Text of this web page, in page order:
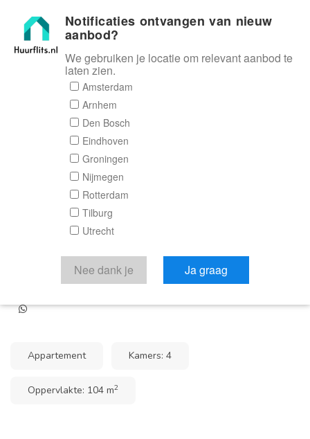
Huurflits
Appartement
Boergoensevliet in
Rotterdam
Boergoensevliet , 3082 KM Rotterdam
€ 2.195,00
Appartement Kamers: 4
Oppervlakte: 104 m2
Notificaties ontvangen van nieuw
aanbod?
We gebruiken je locatie om relevant aanbod te
laten zien.
Amsterdam
Arnhem
Den Bosch
Eindhoven
Groningen
Nijmegen
Rotterdam
Tilburg
Utrecht
Nee dank je Ja graag